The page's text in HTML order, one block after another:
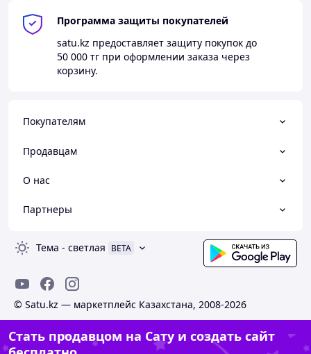
Программа защиты покупателей
satu.kz предоставляет защиту покупок до
50 000 тг при оформлении заказа через
корзину.
Покупателям
Продавцам
О нас
Партнеры
Тема - светлая BETA
© Satu.kz — маркетплейс Казахстана, 2008-2026
Стать продавцом на Сату и создать сайт